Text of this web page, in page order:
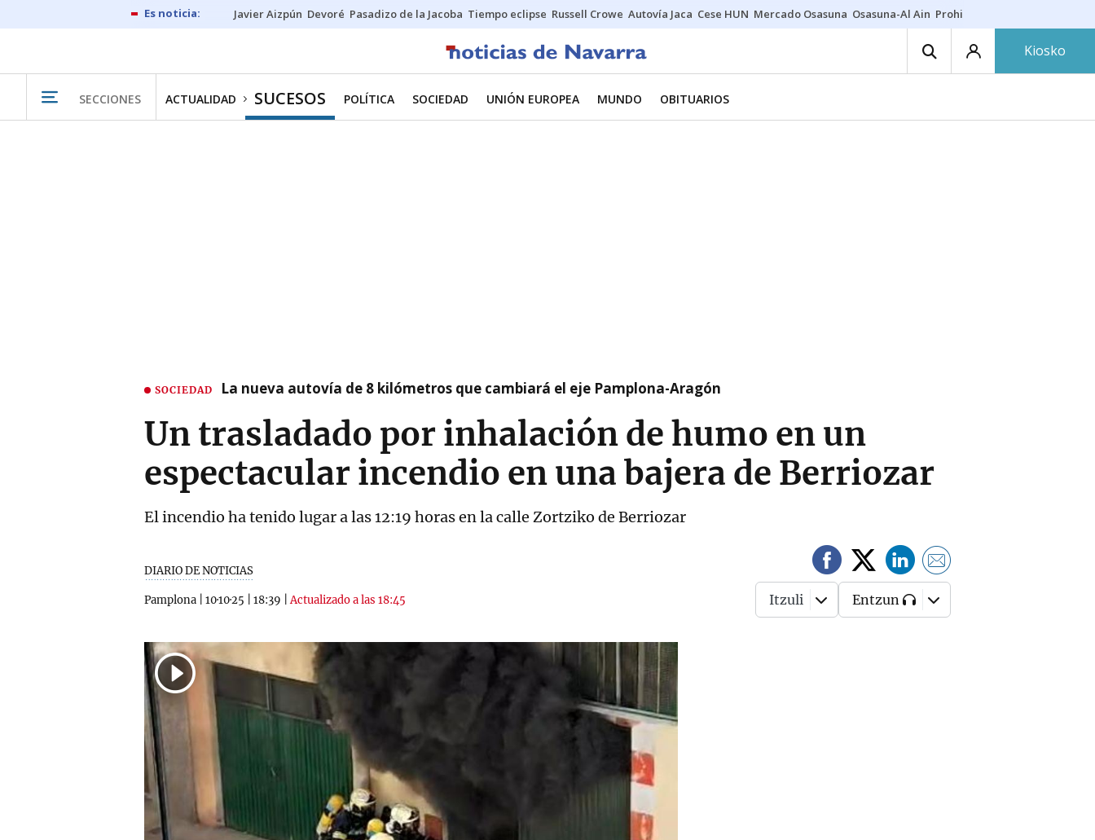
Javier Aizpún Devoré Pasadizo de la Jacoba Tiempo eclipse Russell Crowe Autovía Jaca Cese HUN Mercado Osasuna Osasuna-Al Ain Prohibiciones eclipse
Kiosko
SECCIONES ACTUALIDAD SUCESOS POLÍTICA SOCIEDAD UNIÓN EUROPEA MUNDO OBITUARIOS
SOCIEDAD La nueva autovía de 8 kilómetros que cambiará el eje Pamplona-Aragón
Un trasladado por inhalación de humo en un
espectacular incendio en una bajera de Berriozar
El incendio ha tenido lugar a las 12:19 horas en la calle Zortziko de Berriozar
DIARIO DE NOTICIAS
Pamplona 10·10·25 18:39 |Actualizado a las 18:45 Itzuli Entzun